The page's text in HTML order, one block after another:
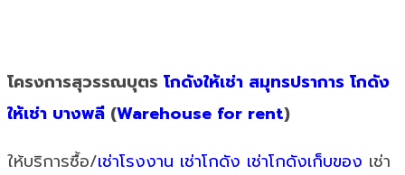
โครงการสุวรรณบุตร โกดังให้เช่า สมุทรปราการ โกดัง
ให้เช่า บางพลี (Warehouse for rent)
ให้บริการซื้อ/เช่าโรงงาน เช่าโกดัง เช่าโกดังเก็บของ เช่า